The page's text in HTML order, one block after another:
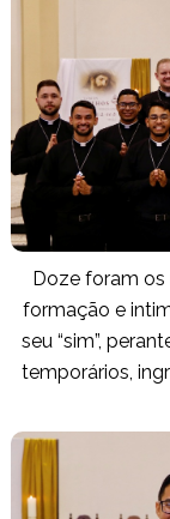
Doze foram
formação e
seu “sim”,
temporários,